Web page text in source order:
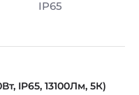
IP65
IP65, 13100Лм, 5К)